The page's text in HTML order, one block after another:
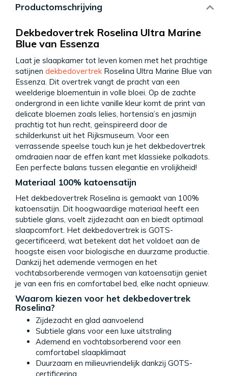
Productomschrijving
Dekbedovertrek Roselina Ultra Marine
Blue van Essenza
Laat je slaapkamer tot leven komen met het prachtige
satijnen dekbedovertrek Roselina Ultra Marine Blue van
Essenza. Dit overtrek vangt de pracht van een
weelderige bloementuin in volle bloei. Op de zachte
ondergrond in een lichte vanille kleur komt de print van
delicate bloemen zoals lelies, hortensia’s en jasmijn
prachtig tot hun recht, geïnspireerd door de
schilderkunst uit het Rijksmuseum. Voor een
verrassende speelse touch kun je het dekbedovertrek
omdraaien naar de effen kant met klassieke polkadots.
Een perfecte balans tussen elegantie en vrolijkheid!
Materiaal 100% katoensatijn
Het dekbedovertrek Roselina is gemaakt van 100%
katoensatijn. Dit hoogwaardige materiaal heeft een
subtiele glans, voelt zijdezacht aan en biedt optimaal
slaapcomfort. Het dekbedovertrek is GOTS-
gecertificeerd, wat betekent dat het voldoet aan de
hoogste eisen voor biologische en duurzame productie.
Dankzij het ademende vermogen en het
vochtabsorberende vermogen van katoensatijn geniet
je van een fris en comfortabel bed, elke nacht opnieuw.
Waarom kiezen voor het dekbedovertrek
Roselina?
Zijdezacht en glad aanvoelend
Subtiele glans voor een luxe uitstraling
Ademend en vochtabsorberend voor een
comfortabel slaapklimaat
Duurzaam en milieuvriendelijk dankzij GOTS-
certificering